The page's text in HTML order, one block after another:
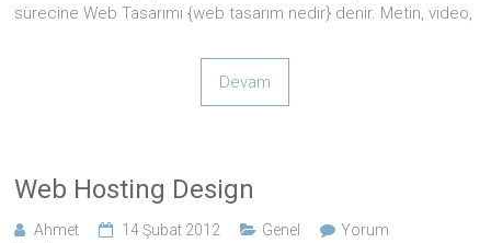
sürecine Web Tasarımı {web tasarım nedir} denir. Metin, video,
Devam
Web Hosting Design
Ahmet 14 Şubat 2012 Genel
Yorum